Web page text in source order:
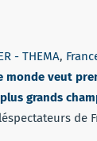
- THEMA,
monde veut
grands
de